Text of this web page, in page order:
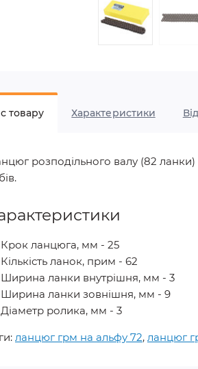
товару Характеристики
розподільного валу (82
Крок ланцюга, мм - 25
Кількість ланок, прим - 62
Ширина ланки внутрішня, мм - 3
Ширина ланки зовнішня, мм - 9
Діаметр ролика, мм - 3
ланцюг грм на альфу 72, ланцюг